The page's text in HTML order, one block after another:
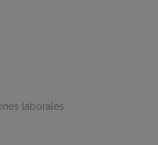
laborales